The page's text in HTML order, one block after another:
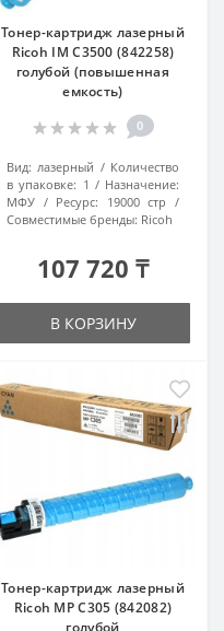
Тонер-картридж лазерный
Ricoh IM C3500 (842258)
голубой (повышенная
емкость)
0
Вид: лазерный
Количество
в упаковке: 1
Назначение:
МФУ
Ресурс:
19000 стр
Совместимые бренды: Ricoh
107 720 ₸
В КОРЗИНУ
Тонер-картридж лазерный
Ricoh MP C305 (842082)
голубой